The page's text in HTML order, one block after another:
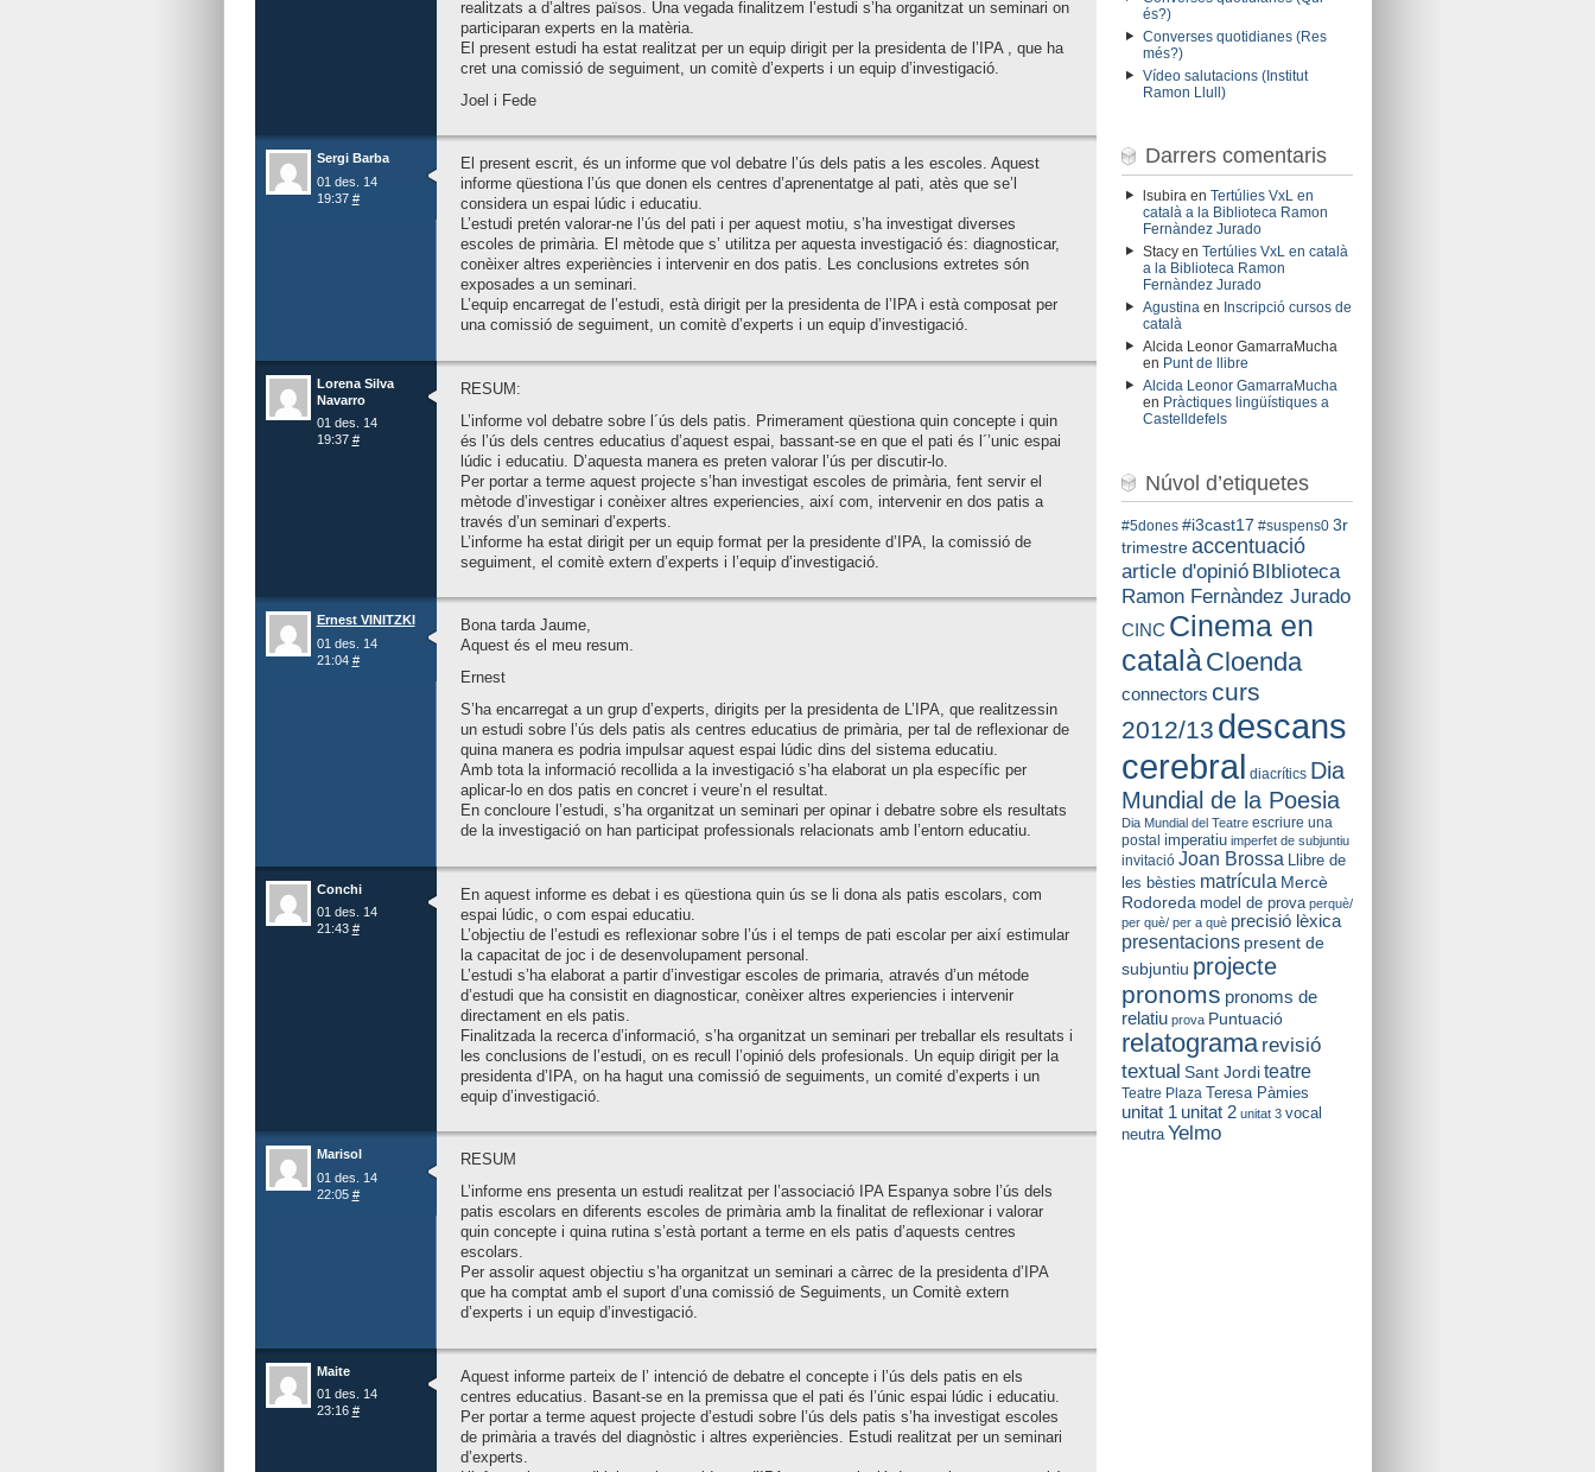
realitzats a d’altres països. Una vegada finalitzem l’estudi s’ha organitzat un seminari on
participaran experts en la matèria.
El present estudi ha estat realitzat per un equip dirigit per la presidenta de l’IPA , que ha
cret una comissió de seguiment, un comitè d’experts i un equip d’investigació.
Joel i Fede
Sergi Barba
01 des. 14
19:37 #
El present escrit, és un informe que vol debatre l’ús dels patis a les escoles. Aquest
informe qüestiona l’ús que donen els centres d’aprenentatge al pati, atès que se’l
considera un espai lúdic i educatiu.
L’estudi pretén valorar-ne l’ús del pati i per aquest motiu, s’ha investigat diverses
escoles de primària. El mètode que s’ utilitza per aquesta investigació és: diagnosticar,
conèixer altres experiències i intervenir en dos patis. Les conclusions extretes són
exposades a un seminari.
L’equip encarregat de l’estudi, està dirigit per la presidenta de l’IPA i està composat per
una comissió de seguiment, un comitè d’experts i un equip d’investigació.
Lorena Silva
Navarro
01 des. 14
19:37 #
RESUM:
L’informe vol debatre sobre l´ús dels patis. Primerament qüestiona quin concepte i quin
és l’ús dels centres educatius d’aquest espai, bassant-se en que el pati és l´’unic espai
lúdic i educatiu. D’aquesta manera es preten valorar l’ús per discutir-lo.
Per portar a terme aquest projecte s’han investigat escoles de primària, fent servir el
mètode d’investigar i conèixer altres experiencies, així com, intervenir en dos patis a
través d’un seminari d’experts.
L’informe ha estat dirigit per un equip format per la presidente d’IPA, la comissió de
seguiment, el comitè extern d’experts i l’equip d’investigació.
Ernest VINITZKI
01 des. 14
21:04 #
Bona tarda Jaume,
Aquest és el meu resum.
Ernest
S’ha encarregat a un grup d’experts, dirigits per la presidenta de L’IPA, que realitzessin
un estudi sobre l’ús dels patis als centres educatius de primària, per tal de reflexionar de
quina manera es podria impulsar aquest espai lúdic dins del sistema educatiu.
Amb tota la informació recollida a la investigació s’ha elaborat un pla específic per
aplicar-lo en dos patis en concret i veure’n el resultat.
En concloure l’estudi, s’ha organitzat un seminari per opinar i debatre sobre els resultats
de la investigació on han participat professionals relacionats amb l’entorn educatiu.
Conchi
01 des. 14
21:43 #
En aquest informe es debat i es qüestiona quin ús se li dona als patis escolars, com
espai lúdic, o com espai educatiu.
L’objectiu de l’estudi es reflexionar sobre l’ús i el temps de pati escolar per així estimular
la capacitat de joc i de desenvolupament personal.
L’estudi s’ha elaborat a partir d’investigar escoles de primaria, através d’un métode
d’estudi que ha consistit en diagnosticar, conèixer altres experiencies i intervenir
directament en els patis.
Finalitzada la recerca d’informació, s’ha organitzat un seminari per treballar els resultats i
les conclusions de l’estudi, on es recull l’opinió dels profesionals. Un equip dirigit per la
presidenta d’IPA, on ha hagut una comissió de seguiments, un comité d’experts i un
equip d’investigació.
Marisol
01 des. 14
22:05 #
RESUM
L’informe ens presenta un estudi realitzat per l’associació IPA Espanya sobre l’ús dels
patis escolars en diferents escoles de primària amb la finalitat de reflexionar i valorar
quin concepte i quina rutina s’està portant a terme en els patis d’aquests centres
escolars.
Per assolir aquest objectiu s’ha organitzat un seminari a càrrec de la presidenta d’IPA
que ha comptat amb el suport d’una comissió de Seguiments, un Comitè extern
d’experts i un equip d’investigació.
Maite
01 des. 14
23:16 #
Aquest informe parteix de l’ intenció de debatre el concepte i l’ús dels patis en els
centres educatius. Basant-se en la premissa que el pati és l’únic espai lúdic i educatiu.
Per portar a terme aquest projecte d’estudi sobre l’ús dels patis s’ha investigat escoles
de primària a través del diagnòstic i altres experiències. Estudi realitzat per un seminari
d’experts.
és?)
Converses quotidianes (Res
més?)
Vídeo salutacions (Institut
Ramon Llull)
Darrers comentaris
lsubiraen Tertúlies VxL en
català a la Biblioteca Ramon
Fernàndez Jurado
Stacyen Tertúlies VxL en català
a la Biblioteca Ramon
Fernàndez Jurado
Agustinaen Inscripció cursos de
català
Alcida Leonor GamarraMucha
en Punt de llibre
Alcida Leonor GamarraMucha
en Pràctiques lingüístiques a
Castelldefels
Núvol d’etiquetes
#5dones #i3cast17 #suspens0 3r
trimestre accentuació
article d'opinió BIblioteca
Ramon Fernàndez Jurado
CINC Cinema en
catalàCloenda
connectors curs
2012/13 descans
cerebral diacrítics Dia
Mundial de la Poesia
Dia Mundial del Teatre escriure una
postal imperatiu imperfet de subjuntiu
invitació Joan Brossa
Llibre de
les bèsties matrícula Mercè
Rodoreda model de prova perquè/
per què/ per a què precisió lèxica
presentacions present de
subjuntiu projecte
pronoms pronoms de
relatiu prova Puntuació
relatograma revisió
textual Sant Jordi teatre
Teatre Plaza Teresa Pàmies
unitat 1 unitat 2 unitat 3 vocal
neutra Yelmo